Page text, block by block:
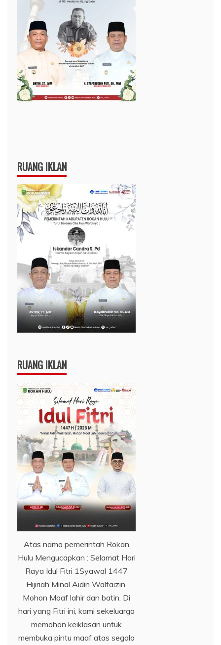
RUANG IKLAN
RUANG IKLAN
Atas nama pemerintah Rokan
Hulu Mengucapkan : Selamat Hari
Raya Idul Fitri 1Syawal 1447
Hijiriah Minal Aidin Walfaizin,
Mohon Maaf lahir dan batin. Di
hari yang Fitri ini, kami sekeluarga
memohon keiklasan untuk
membuka pintu maaf atas segala